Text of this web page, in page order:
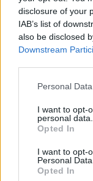
disclosure of your
IAB’s list of
also be disclosed
Downstream
Personal
I want to opt-
personal data.
Opted In
I want to opt-
Personal Data.
Opted In
να αφήσετε το
στο χώρο όπου
ανοιχτό το
ένα σεντονάκι.
Email: